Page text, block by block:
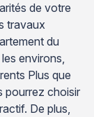
de votre
travaux
du
environs,
Plus que
pourrez choisir
De plus,